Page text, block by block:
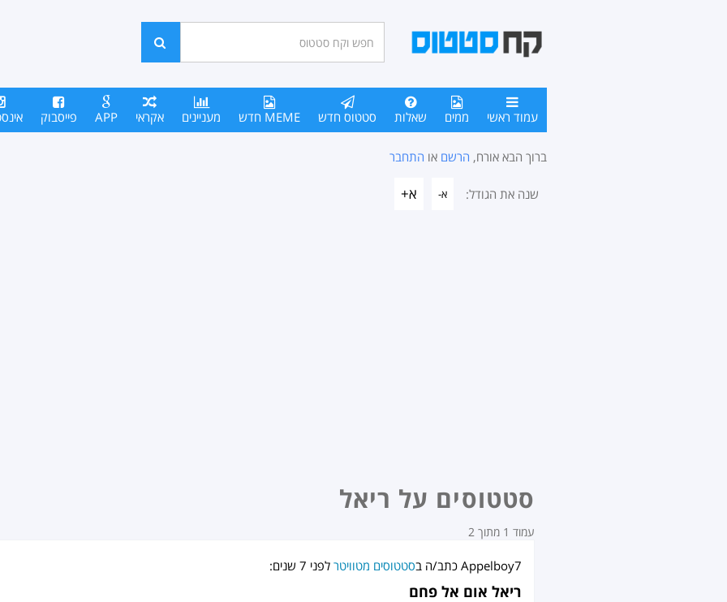
סטטוסים
חפש
עמוד ראשי ממים שאלות סטטוס חדש MEME חדש מעניינים אקראי APP פייסבוק
ברוך הבא אורח, הרשם או התחבר
שנה את הגודל: א- א+
סטטוסים על ריאל
עמוד 1 מתוך 2
Appelboy7 כתב/ה בסטטוסים מטוויטר לפני 7 שנים :
ריאל אום אל פחם